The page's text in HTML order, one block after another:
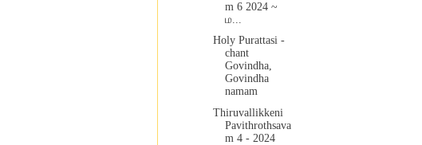
m 6 2024 ~
ம...
Holy Purattasi -
chant
Govindha,
Govindha
namam
Thiruvallikkeni
Pavithrothsava
m 4 - 2024